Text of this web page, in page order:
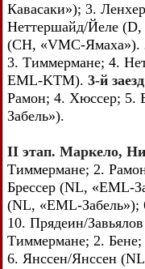
Кавасаки»); 3.
Неттершайд/Йеле
(СН, «VMC-Ямаха»).
3. Тиммермане; 4.
EML-KTM). 3-й заезд
Рамон; 4. Хюссер; 5.
Забель»).
II этап. Маркело,
Тиммермане; 2.
Брессер (NL, «EML-
(NL, «EML-
10. Прядеин/
Тиммермане; 2.
6. Янссен/Янссен